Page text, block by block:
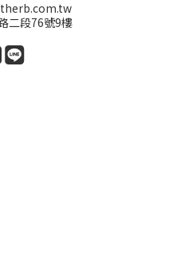
二段76號9樓